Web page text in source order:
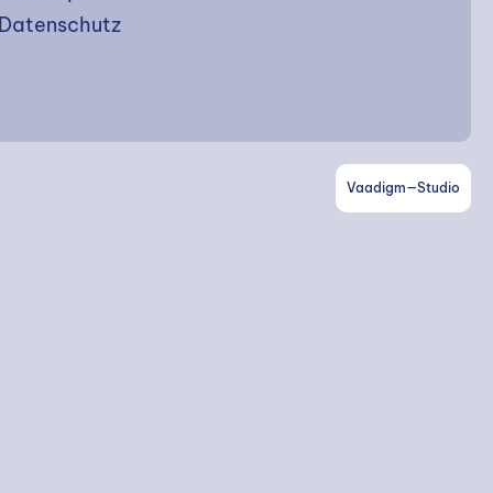
Datenschutz
Vaadigm—Studio